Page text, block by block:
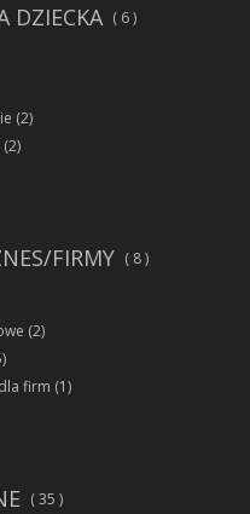
6
DZIECKA
(2)
(2)
8
FIRMY
(2)
firm (1)
35